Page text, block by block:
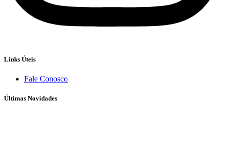
Links Úteis
Fale Conosco
Últimas Novidades